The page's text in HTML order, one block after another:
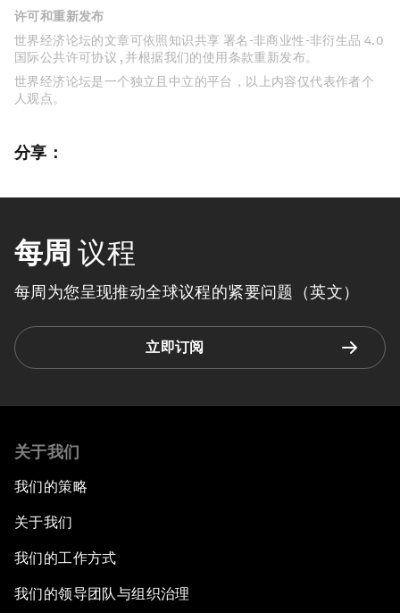
许可和重新发布
世界经济论坛的文章可依照知识共享 署名-非商业性-非衍生品 4.0
国际公共许可协议 , 并根据我们的使用条款重新发布。
世界经济论坛是一个独立且中立的平台，以上内容仅代表作者个
人观点。
分享：
每周 议程
每周为您呈现推动全球议程的紧要问题（英文）
立即订阅
关于我们
我们的策略
关于我们
我们的工作方式
我们的领导团队与组织治理